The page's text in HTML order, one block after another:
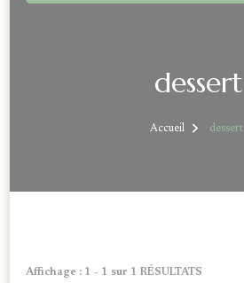
dessert
Accueil dessert
Affichage : 1 - 1 sur 1 RÉSULTATS